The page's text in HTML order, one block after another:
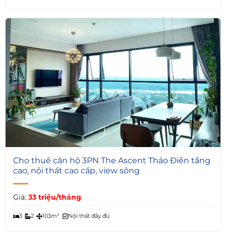
5
Cho thuê căn hộ 3PN The Ascent Thảo Điền tầng
cao, nội thất cao cấp, view sông
Giá: 33 triệu/tháng
3 2 103m² Nội thất đầy đủ